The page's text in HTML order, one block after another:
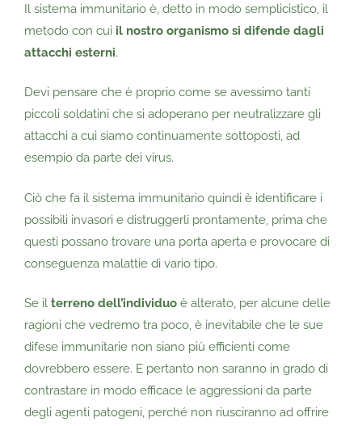
Il sistema immunitario è, detto in modo semplicistico, il
metodo con cui il nostro organismo si difende dagli
attacchi esterni.
Devi pensare che è proprio come se avessimo tanti
piccoli soldatini che si adoperano per neutralizzare gli
attacchi a cui siamo continuamente sottoposti, ad
esempio da parte dei virus.
Ciò che fa il sistema immunitario quindi è identificare i
possibili invasori e distruggerli prontamente, prima che
questi possano trovare una porta aperta e provocare di
conseguenza malattie di vario tipo.
Se il terreno dell’individuo è alterato, per alcune delle
ragioni che vedremo tra poco, è inevitabile che le sue
difese immunitarie non siano più efficienti come
dovrebbero essere. E pertanto non saranno in grado di
contrastare in modo efficace le aggressioni da parte
degli agenti patogeni, perché non riusciranno ad offrire